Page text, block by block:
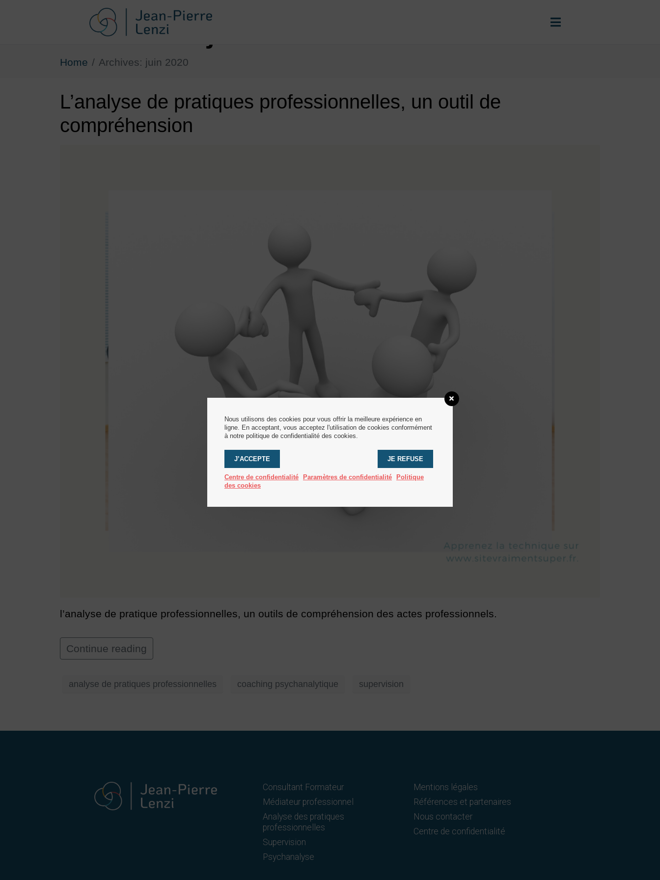
Jour :24 juin 2020
Home Archives: juin 2020
L’analyse de pratiques professionnelles, un outil de
compréhension
l’analyse de pratique professionnelles, un outils de compréhension des actes professionnels.
Continue reading
analyse de pratiques professionnelles coaching psychanalytique supervision
Consultant Formateur
Médiateur professionnel
Analyse des pratiques
professionnelles
Supervision
Psychanalyse
Mentions légales
Références et partenaires
Nous contacter
Centre de confidentialité
Nous utilisons des cookies pour vous offrir la meilleure expérience en
ligne. En acceptant, vous acceptez l'utilisation de cookies conformément
à notre politique de confidentialité des cookies.
J’ACCEPTE JE REFUSE
Centre de confidentialité Paramètres de confidentialité
Politique
des cookies